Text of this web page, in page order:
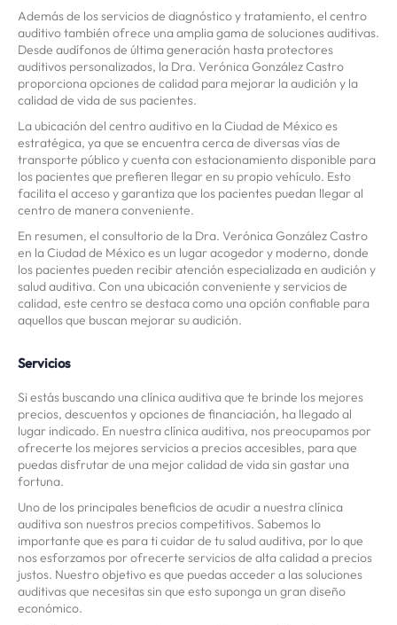
Además de los servicios de diagnóstico y tratamiento, el centro
auditivo también ofrece una amplia gama de soluciones auditivas.
Desde audífonos de última generación hasta protectores
auditivos personalizados, la Dra. Verónica González Castro
proporciona opciones de calidad para mejorar la audición y la
calidad de vida de sus pacientes.
La ubicación del centro auditivo en la Ciudad de México es
estratégica, ya que se encuentra cerca de diversas vías de
transporte público y cuenta con estacionamiento disponible para
los pacientes que prefieren llegar en su propio vehículo. Esto
facilita el acceso y garantiza que los pacientes puedan llegar al
centro de manera conveniente.
En resumen, el consultorio de la Dra. Verónica González Castro
en la Ciudad de México es un lugar acogedor y moderno, donde
los pacientes pueden recibir atención especializada en audición y
salud auditiva. Con una ubicación conveniente y servicios de
calidad, este centro se destaca como una opción confiable para
aquellos que buscan mejorar su audición.
Servicios
Si estás buscando una clínica auditiva que te brinde los mejores
precios, descuentos y opciones de financiación, ha llegado al
lugar indicado. En nuestra clínica auditiva, nos preocupamos por
ofrecerte los mejores servicios a precios accesibles, para que
puedas disfrutar de una mejor calidad de vida sin gastar una
fortuna.
Uno de los principales beneficios de acudir a nuestra clínica
auditiva son nuestros precios competitivos. Sabemos lo
importante que es para ti cuidar de tu salud auditiva, por lo que
nos esforzamos por ofrecerte servicios de alta calidad a precios
justos. Nuestro objetivo es que puedas acceder a las soluciones
auditivas que necesitas sin que esto suponga un gran diseño
económico.